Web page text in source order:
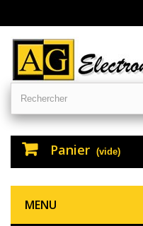
Panier (vide)
MENU